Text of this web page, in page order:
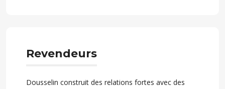
Revendeurs
Dousselin construit des relations fortes avec des